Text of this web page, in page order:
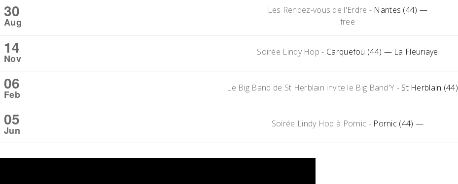
30
Aug
Les Rendez-vous de l'Erdre - Nantes (44) —
free
14
Nov
Soirée Lindy Hop - Carquefou (44) — La Fleuriaye
06
Feb
Le Big Band de St Herblain invite le Big Band'Y - St Herblain (44)
05
Jun
Soirée Lindy Hop à Pornic - Pornic (44) —